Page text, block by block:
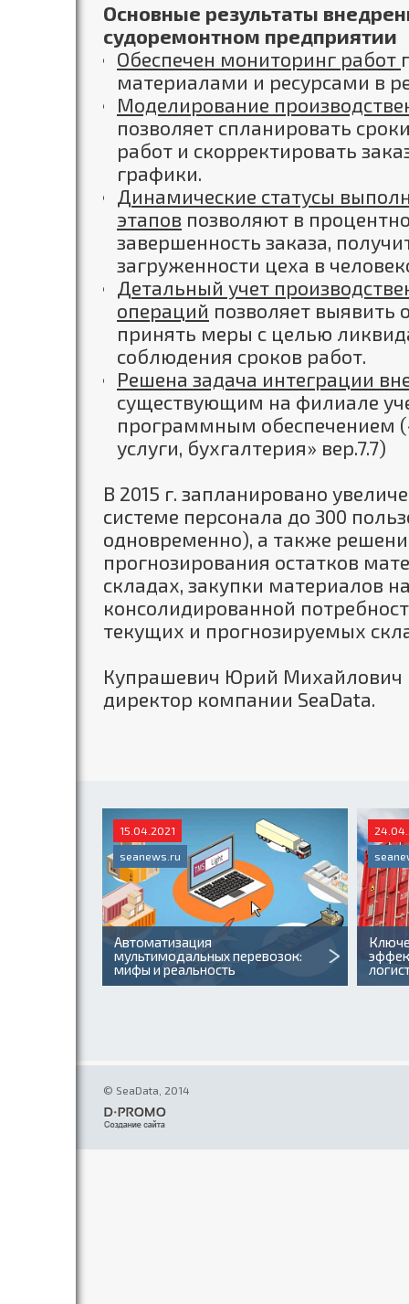
Основные результаты
судоремонтном предприятии
Обеспечен мониторинг работ
материалами и ресурсами в
Моделирование
позволяет спланировать
работ и скорректировать
графики.
Динамические статусы
этапов позволяют в
завершенность заказа,
загруженности цеха в
Детальный учет
операций позволяет выявить
принять меры с целью
соблюдения сроков работ.
Решена задача интеграции
существующим на филиале
программным обеспечением
услуги, бухгалтерия» вер.7.7)
В 2015 г. запланировано
системе персонала до 300
одновременно), а также
прогнозирования остатков
складах, закупки материалов
консолидированной
текущих и прогнозируемых
Купрашевич Юрий Михайлович
директор компании SeaData.
15.04.2021
seanews.ru
Автоматизация
мультимодальных перевозок:
мифы и реальность
© SeaData, 2014